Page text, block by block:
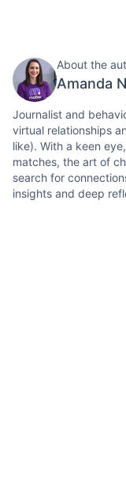
About the
Amanda
Journalist and
virtual relationships
like). With a keen
matches, the art of
search for
insights and deep